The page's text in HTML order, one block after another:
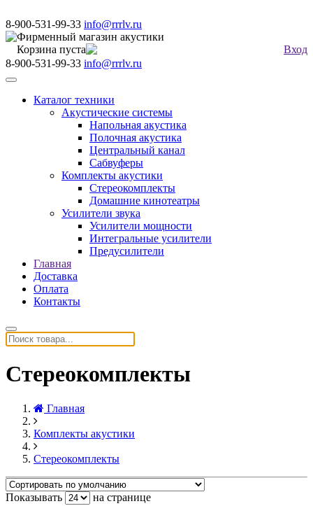
8-900-531-99-33 info@rrrlv.ru
Фирменный магазин акустики
Корзина пуста
Вход
8-900-531-99-33 info@rrrlv.ru
Меню
Каталог техники
Акустические системы
Напольная акустика
Полочная акустика
Центральный канал
Сабвуферы
Комплекты акустики
Стереокомплекты
Домашние кинотеатры
Усилители звука
Усилители мощности
Интегральные усилители
Предусилители
Главная
Доставка
Оплата
Контакты
Стереокомплекты
Главная
Комплекты акустики
Стереокомплекты
Показывать на странице